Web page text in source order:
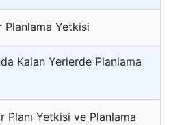
Yetkisi
Kalan Yerlerde Planlama
Planı Yetkisi ve Planlama